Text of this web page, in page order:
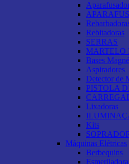
Rebitadoras
SERRAS
MARTELO
Bases
Aspiradores
Detector de
PISTOLA
Lixadoras
Kits
Máquinas Elétricas
Berbequins